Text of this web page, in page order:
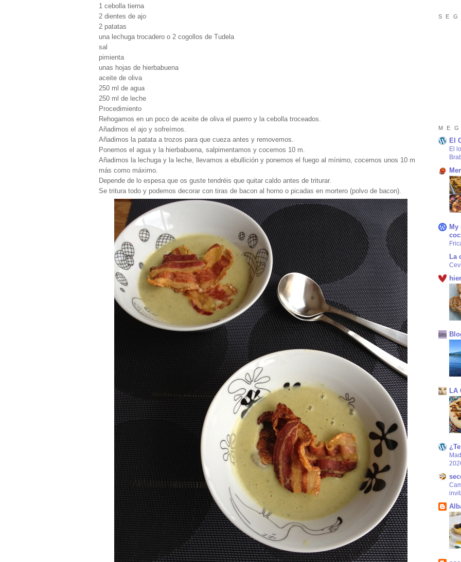
1 cebolla tierna
2 dientes de ajo
2 patatas
una lechuga trocadero o 2 cogollos de Tudela
sal
pimienta
unas hojas de hierbabuena
aceite de oliva
250 ml de agua
250 ml de leche
Procedimiento
Rehogamos en un poco de aceite de oliva el puerro y la cebolla troceados.
Añadimos el ajo y sofreímos.
Añadimos la patata a trozos para que cueza antes y removemos.
Ponemos el agua y la hierbabuena, salpimentamos y cocemos 10 m.
Añadimos la lechuga y la leche, llevamos a ebullición y ponemos el fuego al mínimo, cocemos unos 10 m
más como máximo.
Depende de lo espesa que os guste tendréis que quitar caldo antes de triturar.
Se tritura todo y podemos decorar con tiras de bacon al horno o picadas en mortero (polvo de bacon).
S E G
M E G
El
El
My
La
LA